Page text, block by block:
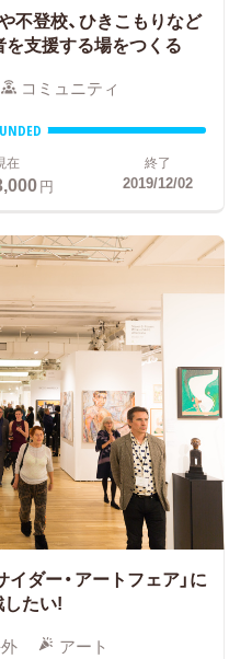
不登校、ひきこもりなど
支援する場をつくる
コミュニティ
在
円
終了
2019/12/02
ダー・アートフェア」に
たい!
アート